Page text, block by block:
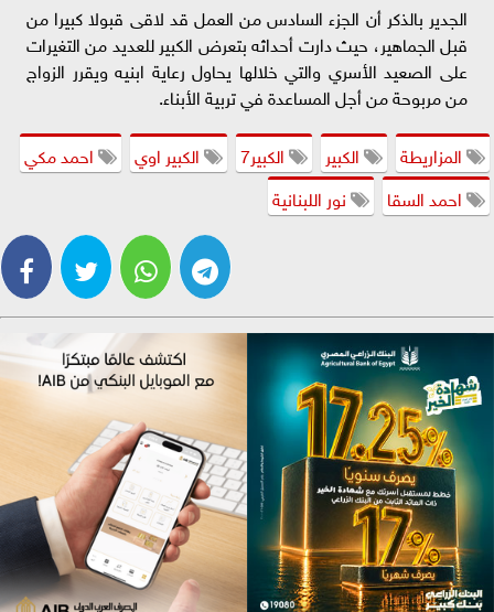
الجدير بالذكر أن الجزء السادس من العمل قد لاقى قبولا كبيرا من
قبل الجماهير، حيث دارت أحداثه بتعرض الكبير للعديد من التغيرات
على الصعيد الأسري والتي خلالها يحاول رعاية ابنيه ويقرر الزواج
من مربوحة من أجل المساعدة في تربية الأبناء.
المزاريطة
الكبير الكبير7 الكبير اوي
احمد مكي
احمد السقا
نور اللبنانية